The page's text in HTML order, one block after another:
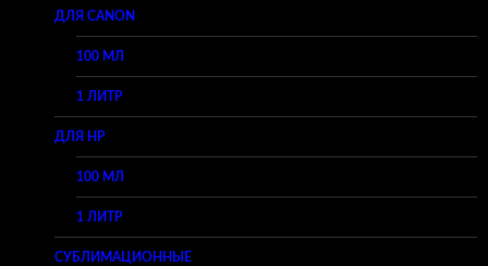
ДЛЯ CANON
100 МЛ
1 ЛИТР
ДЛЯ HP
100 МЛ
1 ЛИТР
СУБЛИМАЦИОННЫЕ